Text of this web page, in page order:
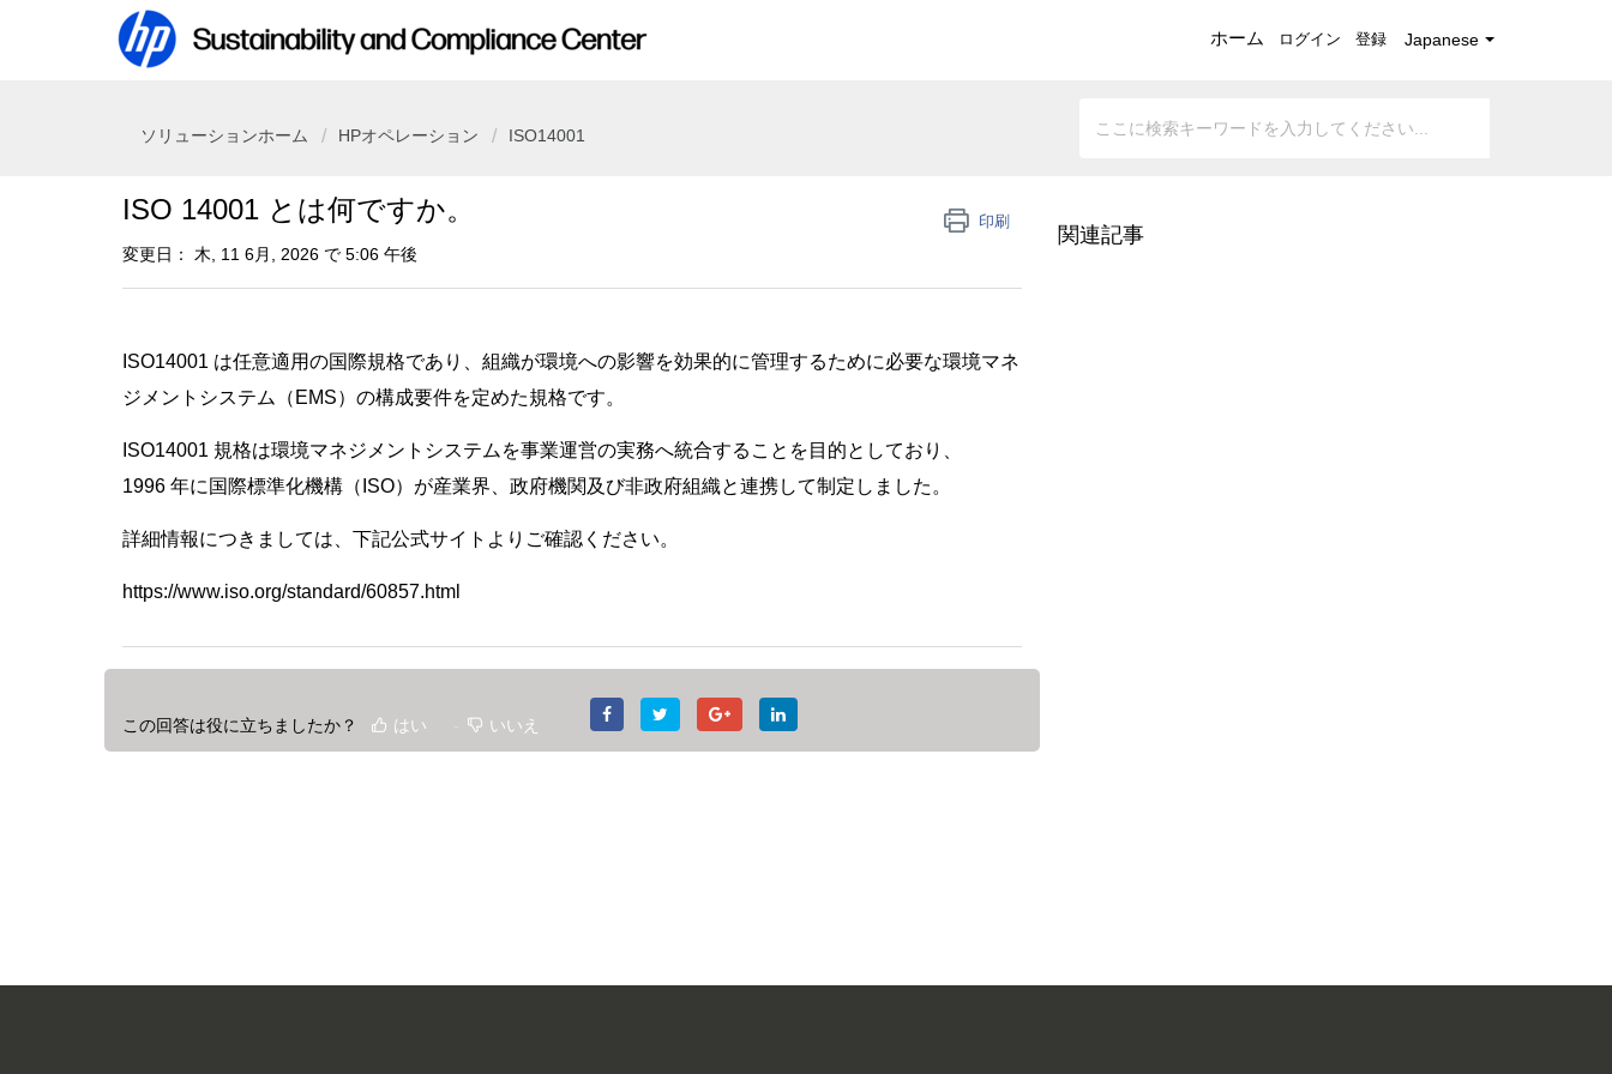
ホーム Japanese
ログイン 登録
ソリューションホーム HPオペレーション ISO14001
ISO 14001 とは何ですか。 印刷
変更日： 木, 11 6月, 2026 で 5:06 午後
ISO14001 は任意適用の国際規格であり、組織が環境への影響を効果的に管理するために必要な環境マネ
ジメントシステム（EMS）の構成要件を定めた規格です。
ISO14001 規格は環境マネジメントシステムを事業運営の実務へ統合することを目的としており、
1996 年に国際標準化機構（ISO）が産業界、政府機関及び非政府組織と連携して制定しました。
詳細情報につきましては、下記公式サイトよりご確認ください。
https://www.iso.org/standard/60857.html
この回答は役に立ちましたか？ はい いいえ
関連記事